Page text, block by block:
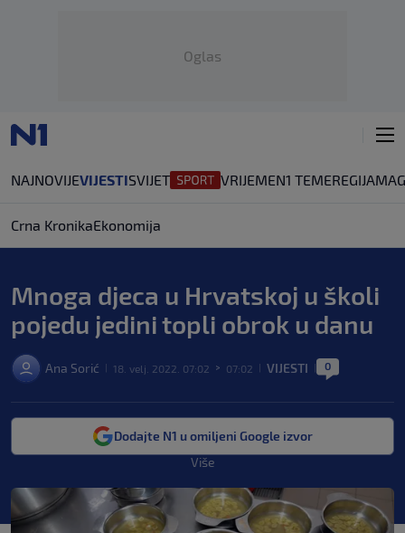
Oglas
NAJNOVIJEVIJESTISVIJET VRIJEMEN1 TEMEREGIJA
Crna KronikaEkonomija
Mnoga djeca u Hrvatskoj u školi
pojedu jedini topli obrok u danu
Ana Sorić 18. velj. 2022. 07:02 > 07:02 VIJESTI 0
Dodajte N1 u omiljeni Google izvor
Više